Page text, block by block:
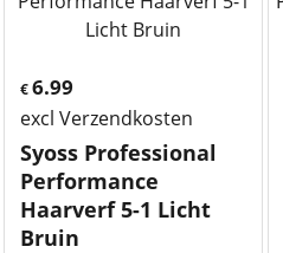
€ 6.99
excl Verzendkosten
Syoss Professional
Performance
Haarverf 5-1 Licht
Bruin